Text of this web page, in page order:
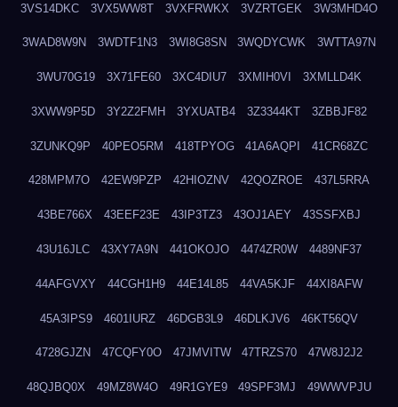
3VS14DKC 3VX5WW8T 3VXFRWKX 3VZRTGEK 3W3MHD4O
3WAD8W9N 3WDTF1N3 3WI8G8SN 3WQDYCWK 3WTTA97N
3WU70G19 3X71FE60 3XC4DIU7 3XMIH0VI 3XMLLD4K
3XWW9P5D 3Y2Z2FMH 3YXUATB4 3Z3344KT 3ZBBJF82
3ZUNKQ9P 40PEO5RM 418TPYOG 41A6AQPI 41CR68ZC
428MPM7O 42EW9PZP 42HIOZNV 42QOZROE 437L5RRA
43BE766X 43EEF23E 43IP3TZ3 43OJ1AEY 43SSFXBJ
43U16JLC 43XY7A9N 441OKOJO 4474ZR0W 4489NF37
44AFGVXY 44CGH1H9 44E14L85 44VA5KJF 44XI8AFW
45A3IPS9 4601IURZ 46DGB3L9 46DLKJV6 46KT56QV
4728GJZN 47CQFY0O 47JMVITW 47TRZS70 47W8J2J2
48QJBQ0X 49MZ8W4O 49R1GYE9 49SPF3MJ 49WWVPJU